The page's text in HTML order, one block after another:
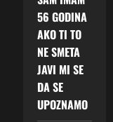
56 GODINA
AKO TI TO
NE SMETA
JAVI MI SE
DA SE
UPOZNAMO